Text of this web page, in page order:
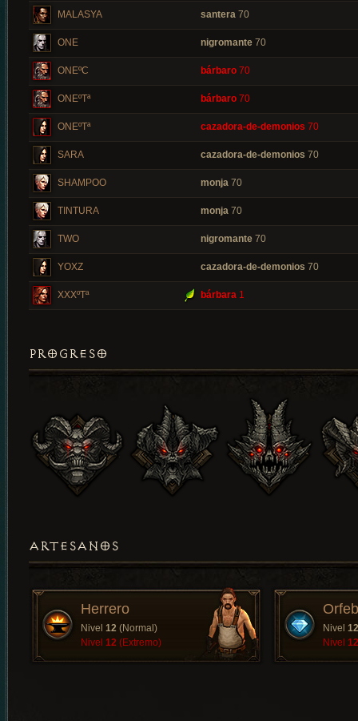
MALASYA santera 70
ONE nigromante 70
ONEºC bárbaro 70
ONEºTª bárbaro 70
ONEºTª cazadora-de-demonios 70
SARA cazadora-de-demonios 70
SHAMPOO monja 70
TINTURA monja 70
TWO nigromante 70
YOXZ cazadora-de-demonios 70
XXXºTª bárbara 1
PROGRESO
ARTESANOS
Herrero
Nivel 12 (Normal)
Nivel 12 (Extremo)
Nivel 12
Nivel 12